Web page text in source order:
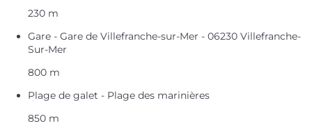
230 m
Gare - Gare de Villefranche-sur-Mer - 06230 Villefranche-
Sur-Mer
800 m
Plage de galet - Plage des marinières
850 m